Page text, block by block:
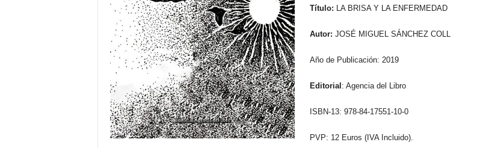
Título: LA BRISA Y LA ENFERMEDAD
Autor: JOSÉ MIGUEL SÁNCHEZ COLL
Año de Publicación: 2019
Editorial : Agencia del Libro
ISBN-13: 978-84-17551-10-0
PVP: 12 Euros (IVA Incluido).